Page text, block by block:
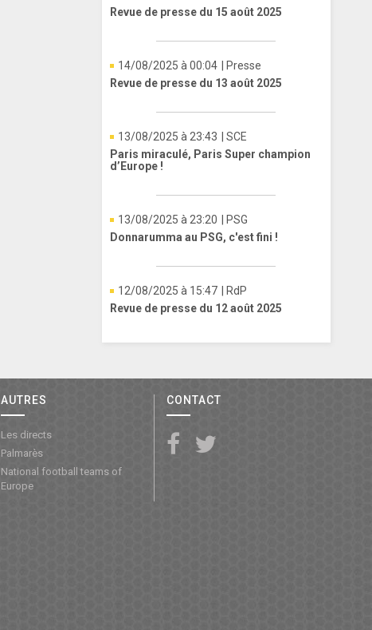
Revue de presse du 15 août 2025
14/08/2025 à 00:04
| Presse
Revue de presse du 13 août 2025
13/08/2025 à 23:43
| SCE
Paris miraculé, Paris Super champion
d’Europe !
13/08/2025 à 23:20
| PSG
Donnarumma au PSG, c'est fini !
12/08/2025 à 15:47
| RdP
Revue de presse du 12 août 2025
AUTRES
Les directs
Palmarès
National football teams of
Europe
CONTACT